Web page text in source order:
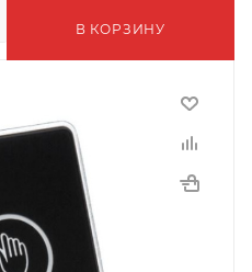
В КОРЗИНУ